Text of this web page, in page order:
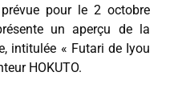
pour le 2 octobre
un aperçu de la
intitulée « Futari de Iyou
HOKUTO.